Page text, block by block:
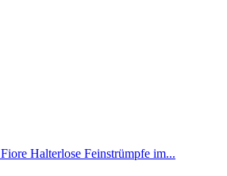
Fiore Halterlose Feinstrümpfe im...